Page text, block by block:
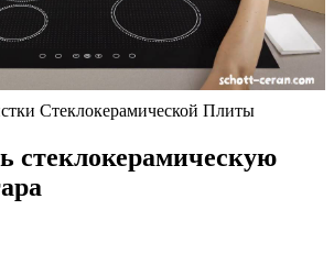
Стеклокерамической Плиты
стеклокерамическую